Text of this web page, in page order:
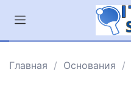
Главная Основания